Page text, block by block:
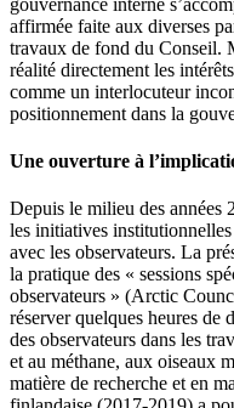
gouvernance interne
affirmée faite aux diverses
travaux de fond du Conseil.
réalité directement les
comme un interlocuteur
positionnement dans la
Une ouverture à
Depuis le milieu des
les initiatives
avec les observateurs. La
la pratique des « sessions
observateurs » (Arctic
réserver quelques heures
des observateurs dans les
et au méthane, aux oiseaux
matière de recherche et en